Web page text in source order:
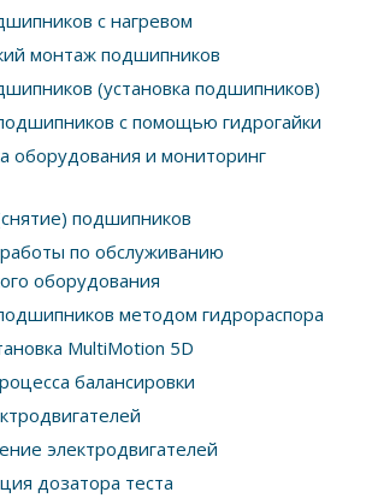
с нагревом
монтаж подшипников
(установка подшипников)
с помощью гидрогайки
оборудования и мониторинг
подшипников
по обслуживанию
оборудования
методом гидрораспора
MultiMotion 5D
балансировки
электродвигателей
дозатора теста